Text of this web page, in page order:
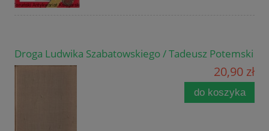
Droga Ludwika Szabatowskiego / Tadeusz Potemski
20,90 zł
do koszyka